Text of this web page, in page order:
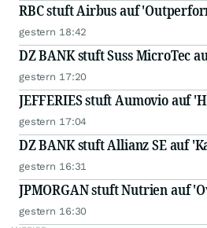
RBC stuft Airbus auf
gestern 18:42
DZ BANK stuft Suss MicroTec
gestern 17:20
JEFFERIES stuft Aumovio auf
gestern 17:04
DZ BANK stuft Allianz SE auf
gestern 16:31
JPMORGAN stuft Nutrien auf
gestern 16:30